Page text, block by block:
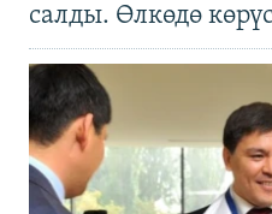
салды. Өлкөдө